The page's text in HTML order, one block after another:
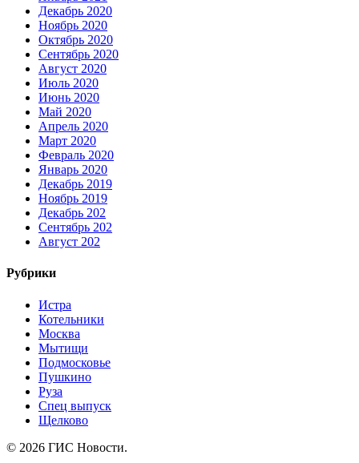
Декабрь 2020
Ноябрь 2020
Октябрь 2020
Сентябрь 2020
Август 2020
Июль 2020
Июнь 2020
Май 2020
Апрель 2020
Март 2020
Февраль 2020
Январь 2020
Декабрь 2019
Ноябрь 2019
Декабрь 202
Сентябрь 202
Август 202
Рубрики
Истра
Котельники
Москва
Мытищи
Подмосковье
Пушкино
Руза
Спец выпуск
Щелково
© 2026 ГИС Новости.